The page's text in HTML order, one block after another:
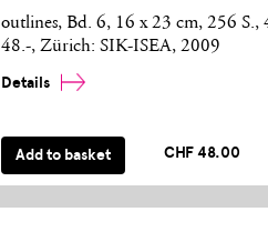
outlines, Bd. 6, 16 x 23 cm, 256
48.-, Zürich: SIK-ISEA, 2009
Details
Add to basket CHF 48.00